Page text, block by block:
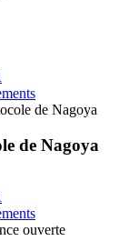
de Nagoya
de Nagoya
ouverte